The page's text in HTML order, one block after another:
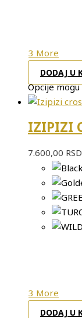
3 More
DODAJ U
Opcije
IZIPIZI
7.600,00 RSD
3 More
DODAJ U